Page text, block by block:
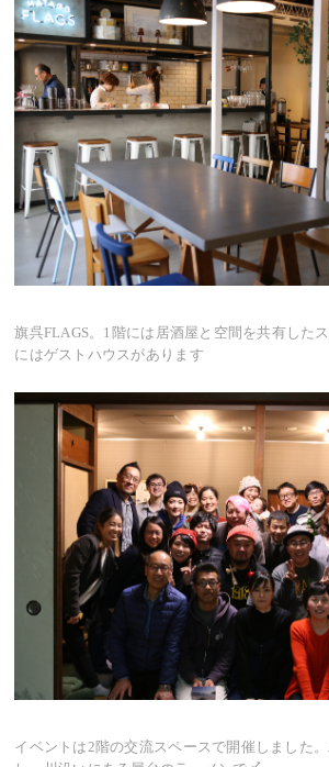
旗呉FLAGS。1階には居酒屋と空間を共有した
にはゲストハウスがあります
イベントは2階の交流スペースで開催しました